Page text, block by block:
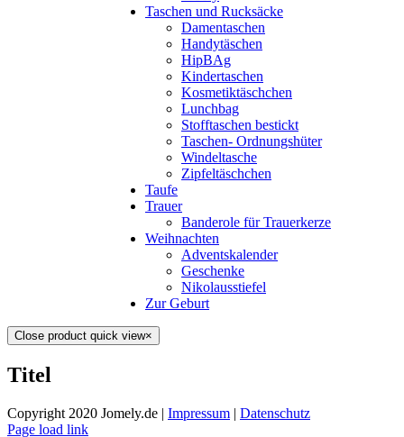
Taschen und Rucksäcke
Damentaschen
Handytäschen
HipBAg
Kindertaschen
Kosmetiktäschchen
Lunchbag
Stofftaschen bestickt
Taschen- Ordnungshüter
Windeltasche
Zipfeltäschchen
Taufe
Trauer
Banderole für Trauerkerze
Weihnachten
Adventskalender
Geschenke
Nikolausstiefel
Zur Geburt
Close product quick view×
Titel
Copyright 2020 Jomely.de | Impressum | Datenschutz
Page load link